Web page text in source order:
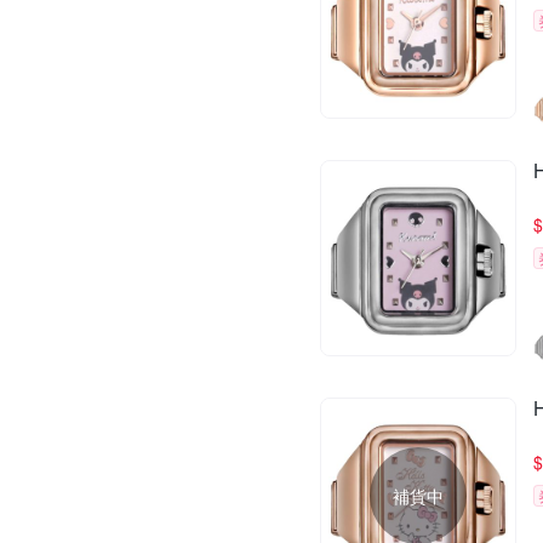
$
補貨中
$